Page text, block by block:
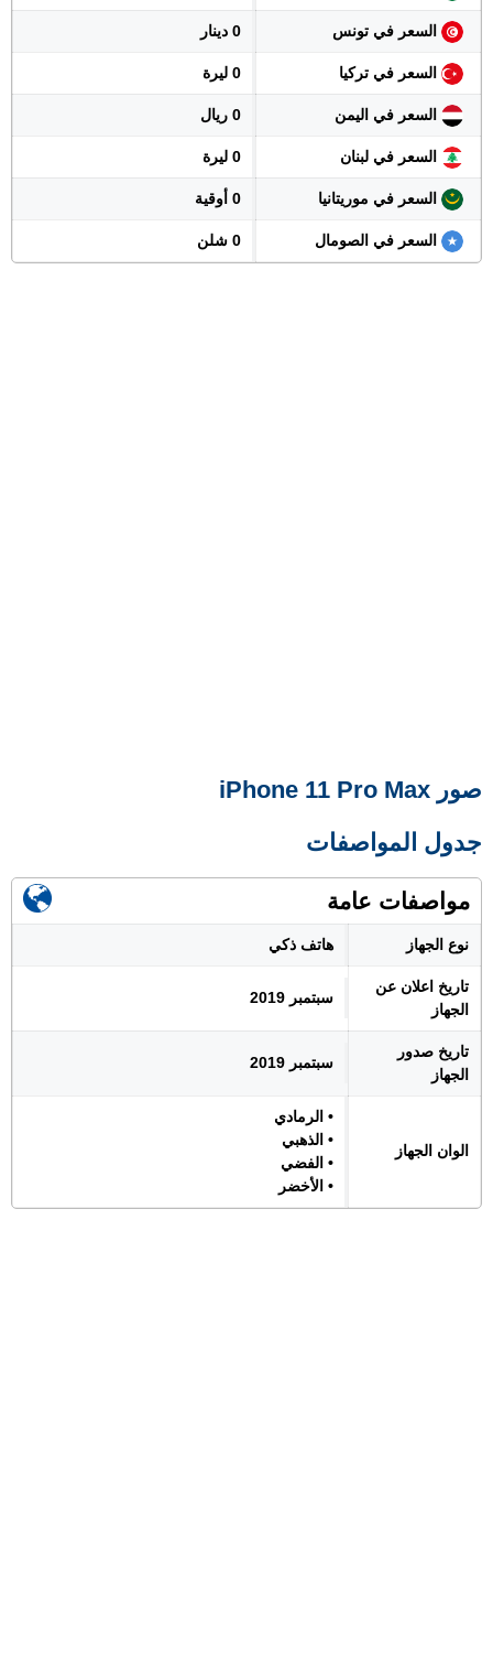
السعر في تونس 0 دينار
السعر في تركيا 0 ليرة
السعر في اليمن 0 ريال
السعر في لبنان 0 ليرة
السعر في موريتانيا 0 أوقية
السعر في الصومال 0 شلن
صور iPhone 11 Pro Max
جدول المواصفات
مواصفات عامة
نوع الجهاز هاتف ذكي
تاريخ اعلان عن
الجهاز
سبتمبر 2019
تاريخ صدور
الجهاز
سبتمبر 2019
الوان الجهاز
• الرمادي
• الذهبي
• الفضي
• الأخضر